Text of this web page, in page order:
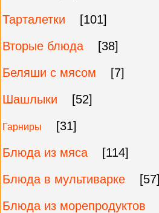
Тарталетки
[101]
Вторые блюда
[38]
Беляши с мясом
[7]
Шашлыки
[52]
Гарниры
[31]
Блюда из мяса
[114]
Блюда в мультиварке
[57]
Блюда из морепродуктов